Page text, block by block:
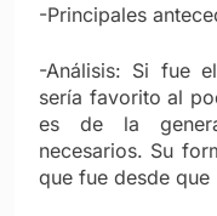
-Principales
-Análisis: Si fue
sería favorito al
es de la
necesarios. Su
que fue desde